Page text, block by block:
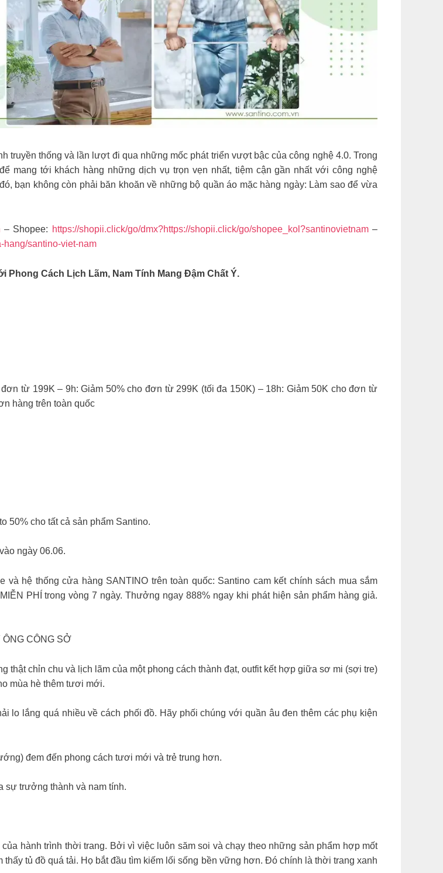
truyền thống và lần lượt đi qua những mốc phát triển vượt bậc của công nghệ 4.0. Trong
mang tới khách hàng những dịch vụ trọn vẹn nhất, tiệm cận gần nhất với công nghệ
bạn không còn phải băn khoăn về những bộ quần áo mặc hàng ngày: Làm sao để vừa
– Shopee: https://shopii.click/go/dmx?https://shopii.click/go/shopee_kol?santinovietnam–
hang/santino-viet-nam
Phong Cách Lịch Lãm, Nam Tính Mang Đậm Chất Ý.
từ 199K – 9h: Giảm 50% cho đơn từ 299K (tối đa 150K) – 18h: Giảm 50K cho đơn từ
hàng trên toàn quốc
50% cho tất cả sản phẩm Santino.
ngày 06.06.
hệ thống cửa hàng SANTINO trên toàn quốc: Santino cam kết chính sách mua sắm
PHÍ trong vòng 7 ngày. Thưởng ngay 888% ngay khi phát hiện sản phẩm hàng giả.
ÔNG CÔNG SỞ
thật chỉn chu và lịch lãm của một phong cách thành đạt, outfit kết hợp giữa sơ mi (sợi tre)
mùa hè thêm tươi mới.
lo lắng quá nhiều về cách phối đồ. Hãy phối chúng với quần âu đen thêm các phụ kiện
đem đến phong cách tươi mới và trẻ trung hơn.
sự trưởng thành và nam tính.
hành trình thời trang. Bởi vì việc luôn săm soi và chạy theo những sản phẩm hợp mốt
tủ đồ quá tải. Họ bắt đầu tìm kiếm lối sống bền vững hơn. Đó chính là thời trang xanh